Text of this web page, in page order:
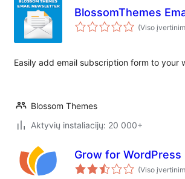
BlossomThemes
(Viso
Easily add email subscription form to
Blossom Themes
Aktyvių instaliacijų: 20 000+
Grow for WordPress
(Viso